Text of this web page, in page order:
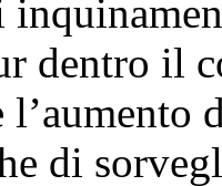
dentro il
l’aumento
di